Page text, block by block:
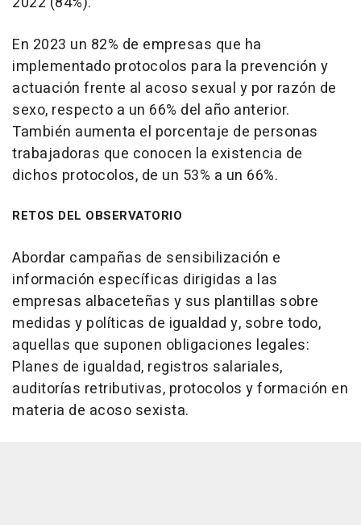
En 2023 un 82% de empresas que ha
implementado protocolos para la prevención y
actuación frente al acoso sexual y por razón de
sexo, respecto a un 66% del año anterior.
También aumenta el porcentaje de personas
trabajadoras que conocen la existencia de
dichos protocolos, de un 53% a un 66%.
RETOS DEL OBSERVATORIO
Abordar campañas de sensibilización e
información específicas dirigidas a las
empresas albaceteñas y sus plantillas sobre
medidas y políticas de igualdad y, sobre todo,
aquellas que suponen obligaciones legales:
Planes de igualdad, registros salariales,
auditorías retributivas, protocolos y formación en
materia de acoso sexista.